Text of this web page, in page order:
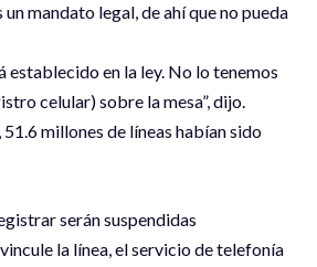
mandato legal, de ahí que no pueda
establecido en la ley. No lo tenemos
celular) sobre la mesa”, dijo.
millones de líneas habían sido
serán suspendidas
vincule la línea, el servicio de telefonía